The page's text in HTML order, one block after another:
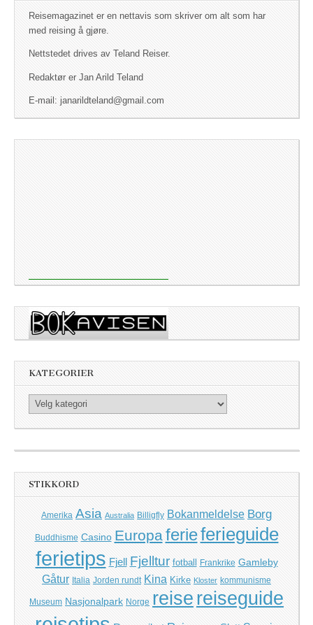
Reisemagazinet er en nettavis som skriver om alt som har
med reising å gjøre.
Nettstedet drives av Teland Reiser.
Redaktør er Jan Arild Teland
E-mail: janarildteland@gmail.com
KATEGORIER
Kategorier
STIKKORD
Amerika Asia Australia Billigfly Bokanmeldelse Borg
Buddhisme Casino Europaferieferieguide
ferietips Fjell Fjelltur fotball Frankrike Gamleby
Gåtur Italia Jorden rundt Kina Kirke Kloster kommunisme
Museum Nasjonalpark Norge reise reiseguide